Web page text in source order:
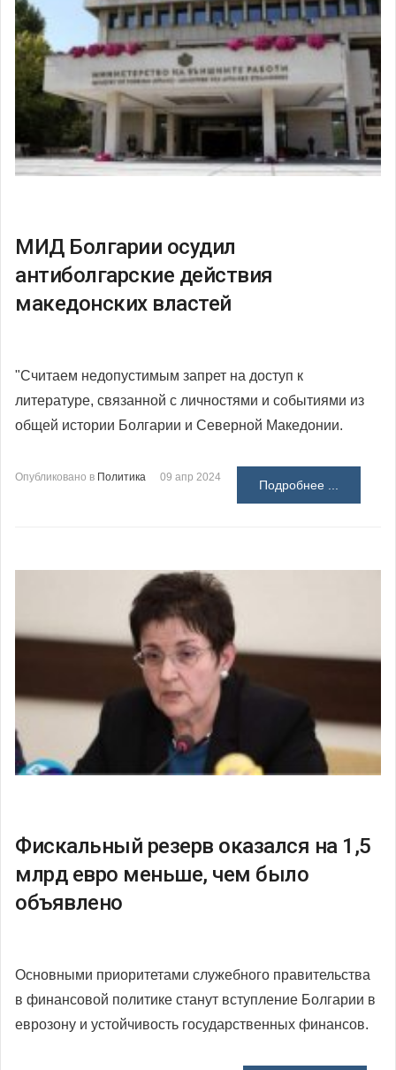
МИД Болгарии осудил
антиболгарские действия
македонских властей
"Считаем недопустимым запрет на доступ к
литературе, связанной с личностями и событиями из
общей истории Болгарии и Северной Македонии.
Опубликовано в Политика 09 апр 2024
Подробнее ...
Фискальный резерв оказался на 1,5
млрд евро меньше, чем было
объявлено
Основными приоритетами служебного правительства
в финансовой политике станут вступление Болгарии в
еврозону и устойчивость государственных финансов.